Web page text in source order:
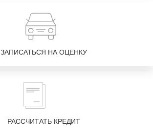
ЗАПИСАТЬСЯ НА ОЦЕНКУ
РАССЧИТАТЬ КРЕДИТ